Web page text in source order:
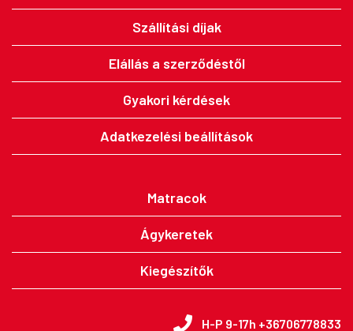
Szállítási díjak
Elállás a szerződéstől
Gyakori kérdések
Adatkezelési beállítások
Matracok
Ágykeretek
Kiegészítők
H-P 9-17h +36706778833